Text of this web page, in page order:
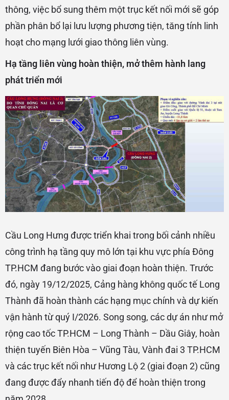
thông, việc bổ sung thêm một trục kết nối mới sẽ góp
phần phân bổ lại lưu lượng phương tiện, tăng tính linh
hoạt cho mạng lưới giao thông liên vùng.
Hạ tầng liên vùng hoàn thiện, mở thêm hành lang
phát triển mới
Cầu Long Hưng được triển khai trong bối cảnh nhiều
công trình hạ tầng quy mô lớn tại khu vực phía Đông
TP.HCM đang bước vào giai đoạn hoàn thiện. Trước
đó, ngày 19/12/2025, Cảng hàng không quốc tế Long
Thành đã hoàn thành các hạng mục chính và dự kiến
vận hành từ quý I/2026. Song song, các dự án như mở
rộng cao tốc TP.HCM – Long Thành – Dầu Giây, hoàn
thiện tuyến Biên Hòa – Vũng Tàu, Vành đai 3 TP.HCM
và các trục kết nối như Hương Lộ 2 (giai đoạn 2) cũng
đang được đẩy nhanh tiến độ để hoàn thiện trong